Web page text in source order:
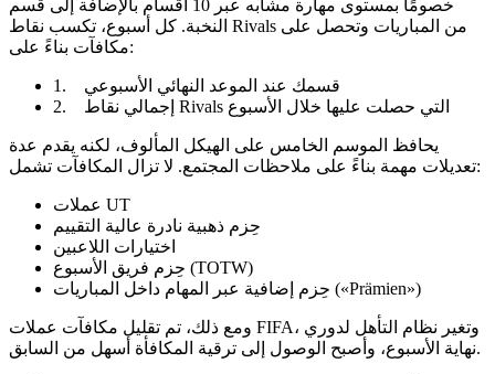
خصومًا بمستوى مهارة مشابه عبر 10 أقسام بالإضافة إلى قسم
النخبة. كل أسبوع، تكسب نقاط Rivals من المباريات وتحصل على
مكافآت بناءً على:
1. قسمك عند الموعد النهائي الأسبوعي
2. إجمالي نقاط Rivals التي حصلت عليها خلال الأسبوع
يحافظ الموسم الخامس على الهيكل المألوف، لكنه يقدم عدة
تعديلات مهمة بناءً على ملاحظات المجتمع. لا تزال المكافآت تشمل:
عملات UT
حِزم ذهبية نادرة عالية التقييم
اختيارات اللاعبين
حِزم فريق الأسبوع (TOTW)
حِزم إضافية عبر المهام داخل المباريات («Prämien»)
ومع ذلك، تم تقليل مكافآت عملات FIFA، وتغير نظام التأهل لدوري
نهاية الأسبوع، وأصبح الوصول إلى ترقية المكافأة أسهل من السابق.